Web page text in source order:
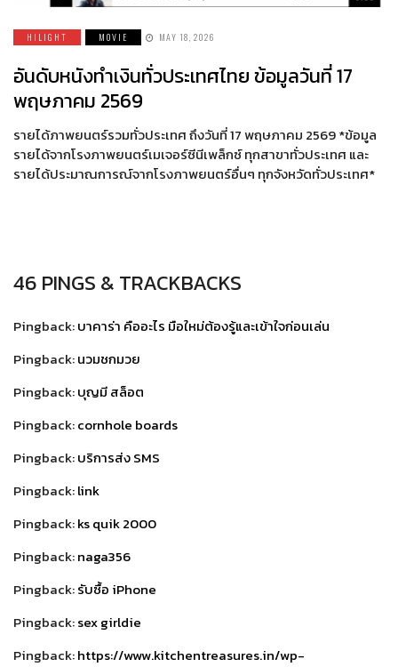
HILIGHT MOVIE MAY 18, 2026
อันดับหนังทำเงินทั่วประเทศไทย ข้อมูลวันที่ 17
พฤษภาคม 2569
รายได้ภาพยนตร์รวมทั่วประเทศ ถึงวันที่ 17 พฤษภาคม 2569 *ข้อมูล
รายได้จากโรงภาพยนตร์เมเจอร์ซีนีเพล็กซ์ ทุกสาขาทั่วประเทศ และ
รายได้ประมาณการณ์จากโรงภาพยนตร์อื่นๆ ทุกจังหวัดทั่วประเทศ*
46 PINGS & TRACKBACKS
Pingback:บาคาร่า คืออะไร มือใหม่ต้องรู้และเข้าใจก่อนเล่น
Pingback:นวมชกมวย
Pingback:บุญมี สล็อต
Pingback:cornhole boards
Pingback:บริการส่ง SMS
Pingback:link
Pingback:ks quik 2000
Pingback:naga356
Pingback:รับซื้อ iPhone
Pingback:sex girldie
Pingback:https://www.kitchentreasures.in/wp-